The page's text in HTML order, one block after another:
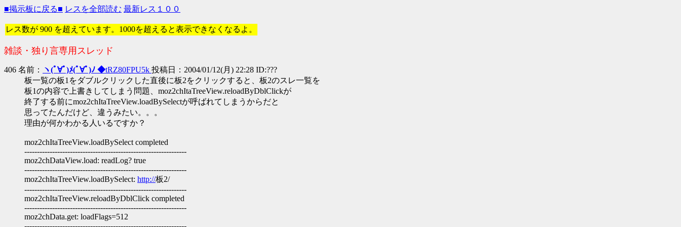
■掲示板に戻る■ レスを全部読む 最新レス１００
レス数が 900 を超えています。1000を超えると表示できなくなるよ。
雑談・独り言専用スレッド
406 名前： ヽ(ﾟ∀ﾟ)ﾒ(ﾟ∀ﾟ)ﾉ ◆tRZ80FPU5k 投稿日：2004/01/12(月) 22:28 ID:???
板一覧の板1をダブルクリックした直後に板2をクリックすると、板2のスレ一覧を
板1の内容で上書きしてしまう問題、moz2chItaTreeView.reloadByDblClickが
終了する前にmoz2chItaTreeView.loadBySelectが呼ばれてしまうからだと
思ってたんだけど、違うみたい。。。
理由が何かわかる人いるですか？
moz2chItaTreeView.loadBySelect completed
----------------------------------------------------------------
moz2chDataView.load: readLog? true
----------------------------------------------------------------
moz2chItaTreeView.loadBySelect: http://板2/
----------------------------------------------------------------
moz2chItaTreeView.reloadByDblClick completed
----------------------------------------------------------------
moz2chData.get: loadFlags=512